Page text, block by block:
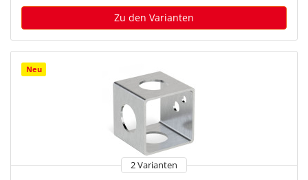
Zu den Varianten
Neu
2 Varianten